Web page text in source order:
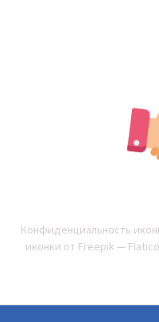
Конфиденциальность
иконки от Freepik —